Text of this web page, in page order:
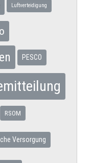
Luftverteidigung
PESCO
RSOM
Versorgung